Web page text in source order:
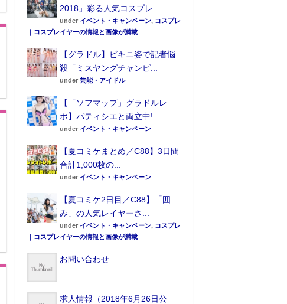
2018」彩る人気コスプレ...
under イベント・キャンペーン, コスプレ
｜コスプレイヤーの情報と画像が満載
【グラドル】ビキニ姿で記者悩
殺「ミスヤングチャンピ...
under 芸能・アイドル
【「ソフマップ」グラドルレ
ポ】パティシエと両立中!...
under イベント・キャンペーン
【夏コミケまとめ／C88】3日間
合計1,000枚の...
under イベント・キャンペーン
【夏コミケ2日目／C88】「囲
み」の人気レイヤーさ...
under イベント・キャンペーン, コスプレ
｜コスプレイヤーの情報と画像が満載
お問い合わせ
求人情報（2018年6月26日公